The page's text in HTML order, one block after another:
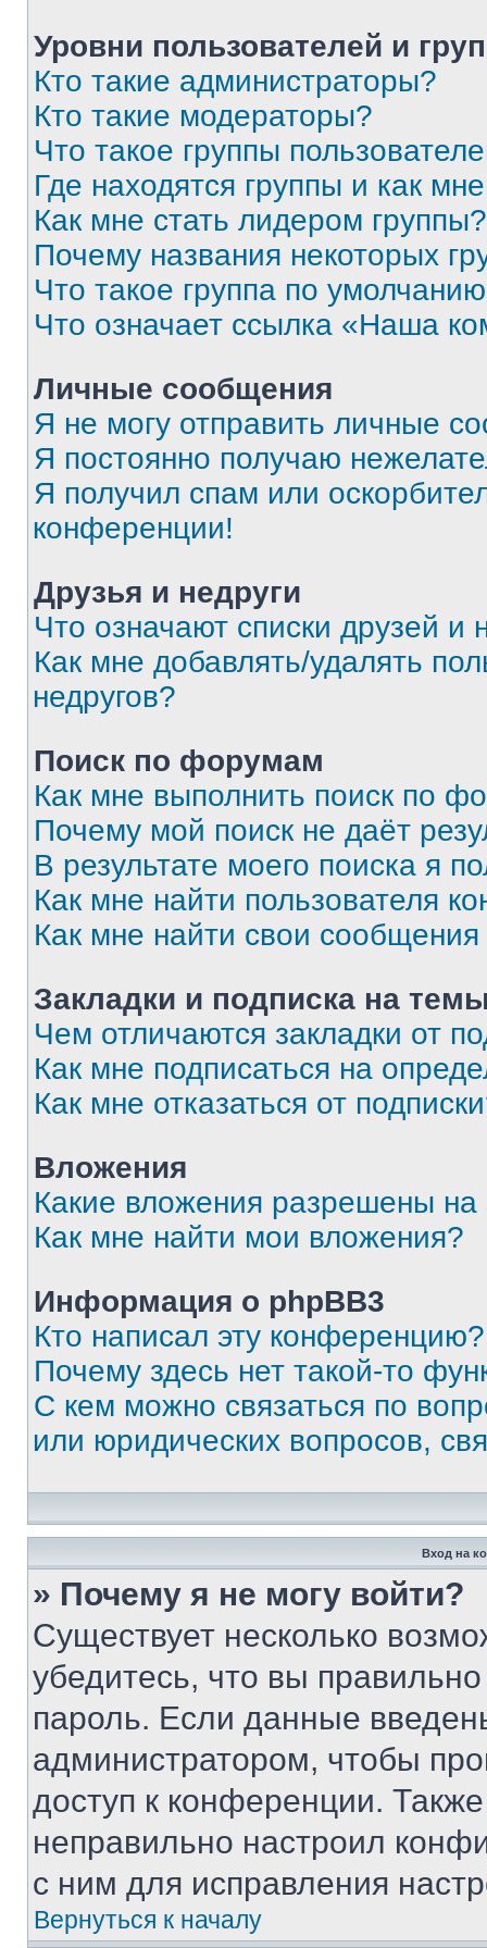
Уровни пользователей и
Кто такие администраторы?
Кто такие модераторы?
Что такое группы
Где находятся группы и как
Как мне стать лидером группы?
Почему названия некоторых
Что такое группа по
Что означает ссылка «Наша
Личные сообщения
Я не могу отправить личные
Я постоянно получаю
Я получил спам или
конференции!
Друзья и недруги
Что означают списки друзей и
Как мне добавлять/удалять
недругов?
Поиск по форумам
Как мне выполнить поиск по
Почему мой поиск не даёт
В результате моего поиска я
Как мне найти пользователя
Как мне найти свои
Закладки и подписка на
Чем отличаются закладки от
Как мне подписаться на
Как мне отказаться от
Вложения
Какие вложения разрешены
Как мне найти мои вложения?
Информация о phpBB3
Кто написал эту конференцию?
Почему здесь нет такой-то
С кем можно связаться по
или юридических вопросов,
Вход на
» Почему я не могу войти?
Существует несколько
убедитесь, что вы
пароль. Если данные
администратором, чтобы
доступ к конференции.
неправильно настроил
с ним для исправления
Вернуться к началу